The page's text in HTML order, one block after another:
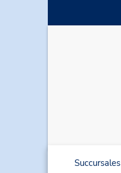
Succursales